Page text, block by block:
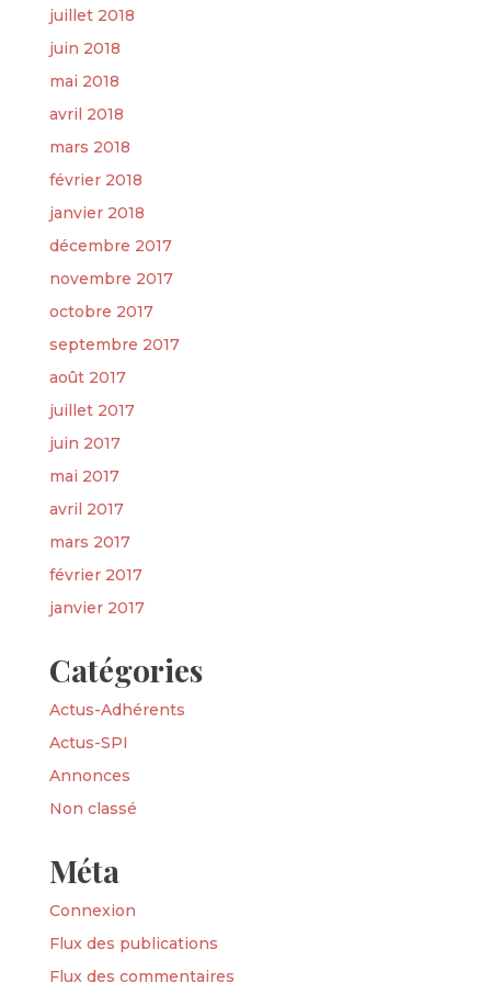
juillet 2018
juin 2018
mai 2018
avril 2018
mars 2018
février 2018
janvier 2018
décembre 2017
novembre 2017
octobre 2017
septembre 2017
août 2017
juillet 2017
juin 2017
mai 2017
avril 2017
mars 2017
février 2017
janvier 2017
Catégories
Actus-Adhérents
Actus-SPI
Annonces
Non classé
Méta
Connexion
Flux des publications
Flux des commentaires